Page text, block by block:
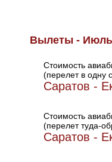
Вылеты - Июль
Стоимость
(перелет в одну
Саратов -
Стоимость
(перелет туда-
Саратов -